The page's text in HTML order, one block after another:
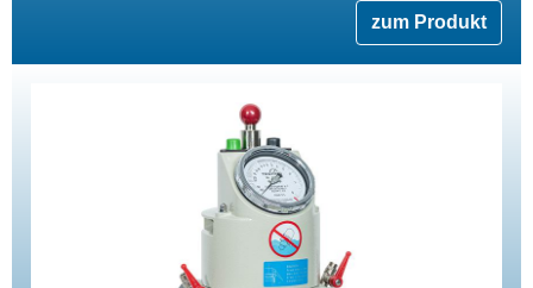
zum Produkt